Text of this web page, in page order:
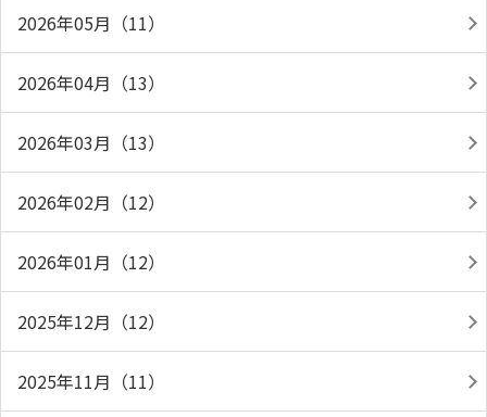
2026年05月（11）
2026年04月（13）
2026年03月（13）
2026年02月（12）
2026年01月（12）
2025年12月（12）
2025年11月（11）